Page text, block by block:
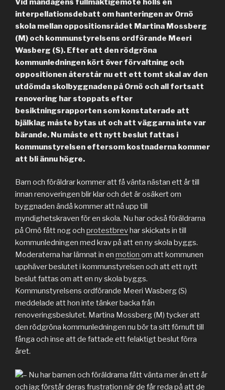
Vid måndagens fullmäktigemöte hölls en
interpellationsdebatt om hanteringen av Ornö
skola mellan oppositionsrådet Martina Mossberg
(M) och kommunstyrelsens ordförande Meeri
Wasberg (S). Efter att den rödgröna
kommunledningen kört över förvaltning och
oppositionen återstår nu ett ett tomt skal av den
utdömda skolbyggnaden på Ornö och all fortsatt
renovering har stoppats efter
besiktningsrapporten som konstaterade att
bjälklag måste bytas ut och att väggarna inte var
bärande. Nu måste ett nytt beslut fattas i
kommunstyrelsen eftersom kostnaderna kommer
att bli ännu högre.
Barn och föräldrar kommer att få vänta nästan ett år till
innan renoveringen blir klar och det är osäkert om
byggnaden ändå kommer att nå upp till
myndighetskraven för en skola. Nu har också föräldrarna
på Ornö fått nog och protestbrevhar skickats in till
kommunledningen med krav på att en ny skola byggs.
Moderaterna har lämnat in en motion om att kommunen
upphäver beslutet i kommunstyrelsen och att ett nytt
beslut fattas om att en ny skola byggs.
Kommunstyrelsens ordförande Meeri Wasberg (S)
meddelade att hon inte tänker backa från
renoveringsbeslutet. Martina Mossberg (M) tycker att
den rödgröna kommunledningen nu bör ta sitt förnuft till
fånga och inse att de fattade ett felaktigt beslut förra
året.
– Nu har barnen och föräldrarna fått vänta mer än ett år
och jag förstår deras frustration när de får reda på att de